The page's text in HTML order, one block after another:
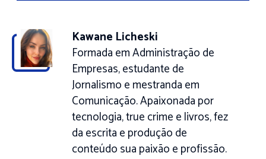
Kawane Licheski
Formada em Administração de
Empresas, estudante de
Jornalismo e mestranda em
Comunicação. Apaixonada por
tecnologia, true crime e livros, fez
da escrita e produção de
conteúdo sua paixão e profissão.